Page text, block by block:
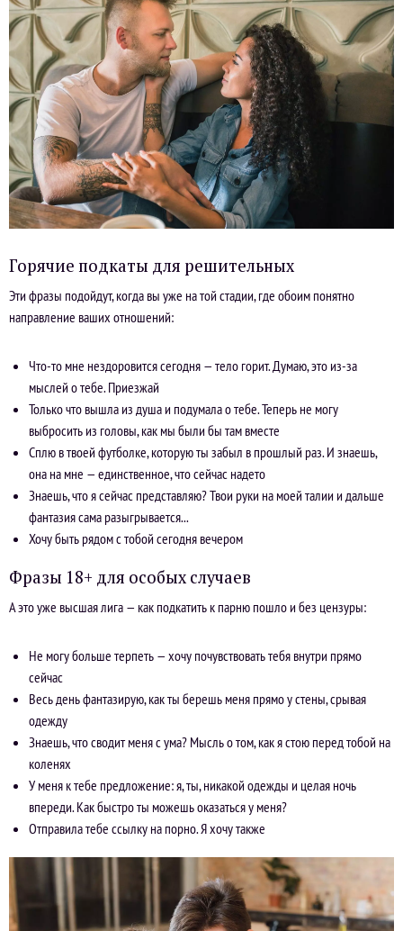
Горячие подкаты для решительных
Эти фразы подойдут, когда вы уже на той стадии, где обоим понятно
направление ваших отношений:
Что-то мне нездоровится сегодня — тело горит. Думаю, это из-за
мыслей о тебе. Приезжай
Только что вышла из душа и подумала о тебе. Теперь не могу
выбросить из головы, как мы были бы там вместе
Сплю в твоей футболке, которую ты забыл в прошлый раз. И знаешь,
она на мне — единственное, что сейчас надето
Знаешь, что я сейчас представляю? Твои руки на моей талии и дальше
фантазия сама разыгрывается...
Хочу быть рядом с тобой сегодня вечером
Фразы 18+ для особых случаев
А это уже высшая лига — как подкатить к парню пошло и без цензуры:
Не могу больше терпеть — хочу почувствовать тебя внутри прямо
сейчас
Весь день фантазирую, как ты берешь меня прямо у стены, срывая
одежду
Знаешь, что сводит меня с ума? Мысль о том, как я стою перед тобой на
коленях
У меня к тебе предложение: я, ты, никакой одежды и целая ночь
впереди. Как быстро ты можешь оказаться у меня?
Отправила тебе ссылку на порно. Я хочу также